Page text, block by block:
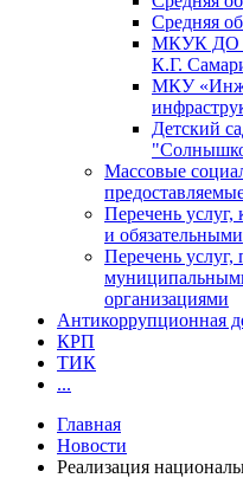
Средняя
МКУК ДО
К.Г.
МКУ
Детский
Массовые
Перечень
и обязательными
Перечень услуг,
организациями
Антикоррупционная
КРП
ТИК
...
Главная
Новости
Реализация